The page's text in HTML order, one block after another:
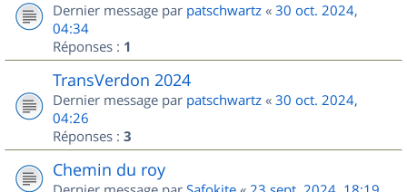
Dernier message par patschwartz « 30 oct. 2024,
04:34
Réponses : 1
TransVerdon 2024
Dernier message par patschwartz « 30 oct. 2024,
04:26
Réponses : 3
Chemin du roy